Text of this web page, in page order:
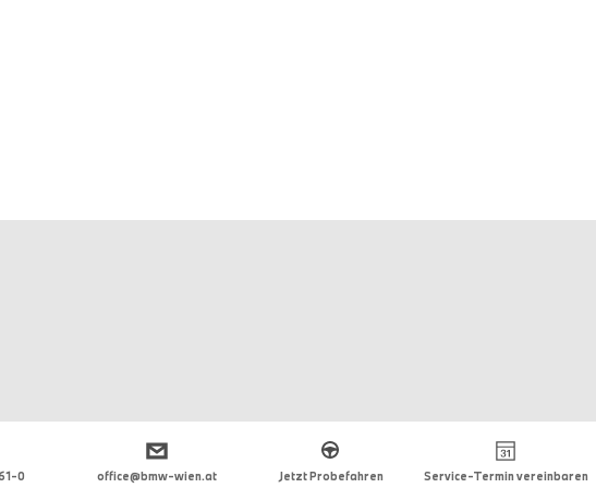
0 office@bmw-wien.at Jetzt Probefahren Service-Termin vereinbaren